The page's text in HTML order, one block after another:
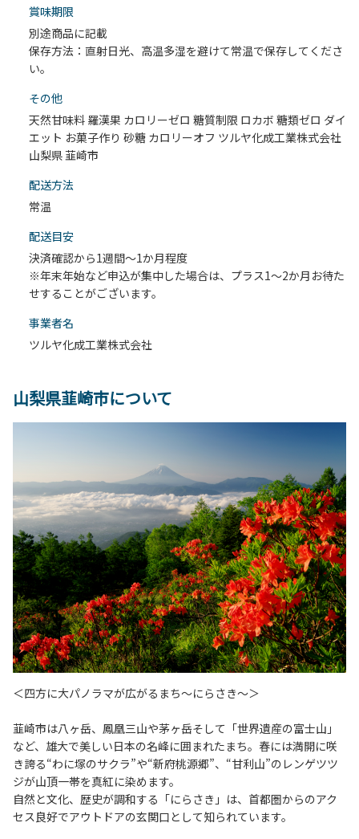
賞味期限
別途商品に記載
保存方法：直射日光、高温多湿を避けて常温で保存してくださ
い。
その他
天然甘味料 羅漢果 カロリーゼロ 糖質制限 ロカボ 糖類ゼロ ダイ
エット お菓子作り 砂糖 カロリーオフ ツルヤ化成工業株式会社
山梨県 韮崎市
配送⽅法
常温
配送目安
決済確認から1週間～1か月程度
※年末年始など申込が集中した場合は、プラス1～2か月お待た
せすることがございます。
事業者名
ツルヤ化成工業株式会社
山梨県韮崎市について
＜四方に大パノラマが広がるまち～にらさき～＞
韮崎市は八ヶ岳、鳳凰三山や茅ヶ岳そして「世界遺産の富士山」
など、雄大で美しい日本の名峰に囲まれたまち。春には満開に咲
き誇る“わに塚のサクラ”や“新府桃源郷”、“甘利山”のレンゲツツ
ジが山頂一帯を真紅に染めます。
自然と文化、歴史が調和する「にらさき」は、首都圏からのアク
セス良好でアウトドアの玄関口として知られています。